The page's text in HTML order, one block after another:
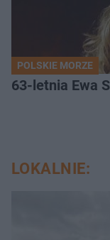
POLSKIE MORZE
63-letnia Ewa
LOKALNIE: